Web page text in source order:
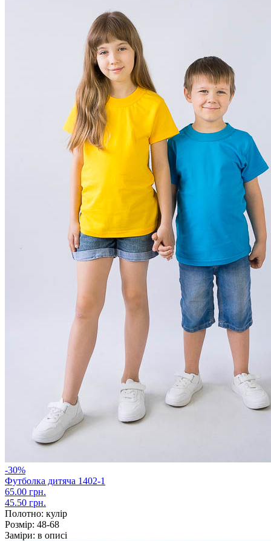
-30%
Футболка дитяча 1402-1
65.00 грн.
45.50 грн.
Полотно: кулір
Розмір: 48-68
Заміри: в описі